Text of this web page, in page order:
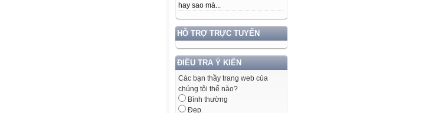
hay sao mà...
HỖ TRỢ TRỰC TUYẾN
ĐIỀU TRA Ý KIẾN
Các bạn thầy trang web của
chúng tôi thế nào?
Bình thường
Đẹp